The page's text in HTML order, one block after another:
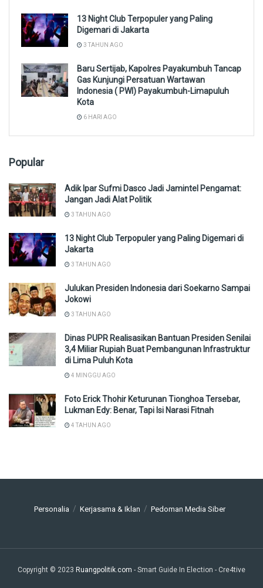
13 Night Club Terpopuler yang Paling
Digemari di Jakarta
3 TAHUN AGO
Baru Sertijab, Kapolres Payakumbuh Tancap
Gas Kunjungi Persatuan Wartawan
Indonesia ( PWI) Payakumbuh-Limapuluh
Kota
6 HARI AGO
Popular
Adik Ipar Sufmi Dasco Jadi Jamintel Pengamat:
Jangan Jadi Alat Politik
3 TAHUN AGO
13 Night Club Terpopuler yang Paling Digemari di
Jakarta
3 TAHUN AGO
Julukan Presiden Indonesia dari Soekarno Sampai
Jokowi
3 TAHUN AGO
Dinas PUPR Realisasikan Bantuan Presiden Senilai
3,4 Miliar Rupiah Buat Pembangunan Infrastruktur
di Lima Puluh Kota
4 MINGGU AGO
Foto Erick Thohir Keturunan Tionghoa Tersebar,
Lukman Edy: Benar, Tapi Isi Narasi Fitnah
4 TAHUN AGO
Personalia Kerjasama & Iklan Pedoman Media Siber
Copyright © 2023 Ruangpolitik.com - Smart Guide In Election - Cre4tive